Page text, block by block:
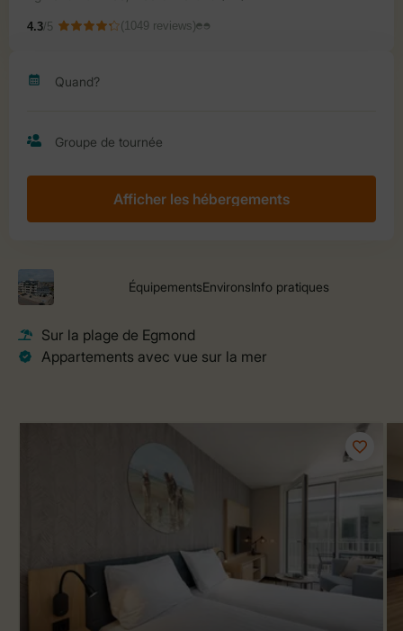
Afficher les hébergements